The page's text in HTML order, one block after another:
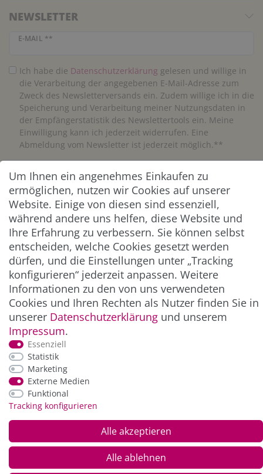
NEWSLETTER
E-MAIL **
Newsletter Honig
Ich habe die Daten­schutz­erklärung gelesen und willige in
die Verarbeitung der angegebenen E-Mail-Adresse zum
Zweck des Newsletterversands ein. Zudem willige ich in die
Speicherung und Verarbeitung meiner Nutzungsdaten in
der Empfängerstatistik des Newslettertools ein. Meine
Einwilligung kann ich jederzeit widerrufen. Eine
Abmeldung vom Newsletter ist jederzeit möglich.**
Abonnieren
** Hierbei handelt es sich um ein Pflichtfeld.
ZAHLUNG & VERSAND
*Alle Preise inkl. der gesetzl. MwSt. zzgl.
und Versandkosten
Um Ihnen ein angenehmes Einkaufen zu
ermöglichen, nutzen wir Cookies auf unserer
Website. Einige von diesen sind essenziell,
während andere uns helfen, diese Website und
Ihre Erfahrung zu verbessern. Sie können selbst
entscheiden, welche Cookies gesetzt werden
dürfen, und die Einstellungen unter „Tracking
konfigurieren“ jederzeit anpassen. Weitere
Informationen zu den von uns verwendeten
Cookies und Ihren Rechten als Nutzer finden Sie in
unserer Daten­schutz­erklärung und unserem
Impressum.
Essenziell
Statistik
Marketing
Externe Medien
Funktional
Tracking konfigurieren
Alle akzeptieren
Alle ablehnen
© Copyright 2026 Alle Rechte vorbehalten. |